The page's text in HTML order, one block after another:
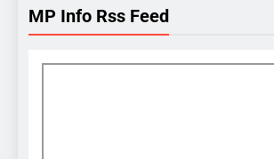
MP Info Rss Feed